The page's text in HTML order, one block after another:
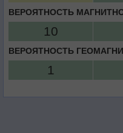
ВЕРОЯТНОСТЬ
10
ВЕРОЯТНОСТЬ
1